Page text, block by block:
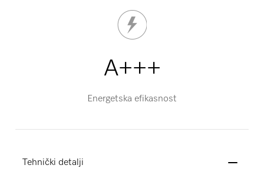
A+++
Energetska efikasnost
Tehnički detalji